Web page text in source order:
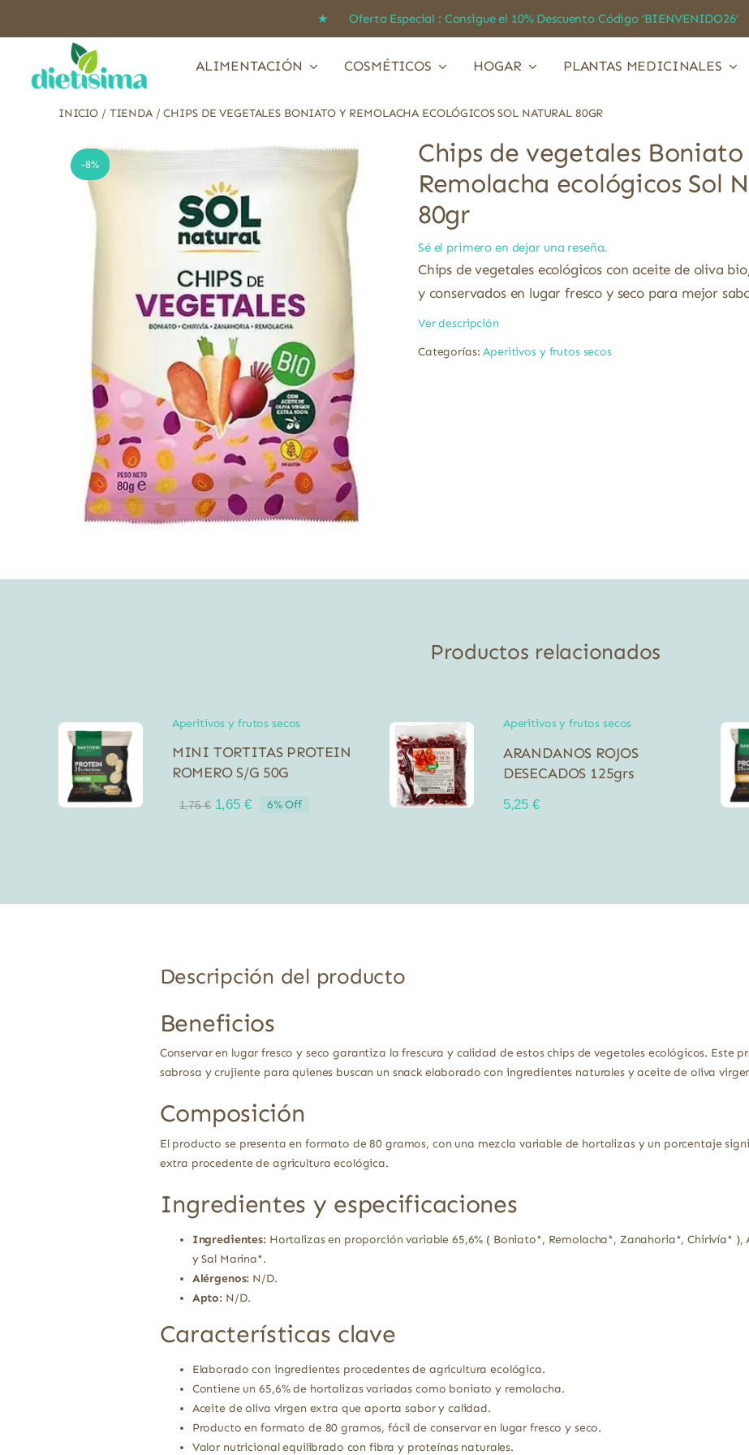
★ Oferta Especial : Consigue el 10% Descuento Código
ALIMENTACIÓN COSMÉTICOS HOGAR PLANTAS MEDICINALES
INICIO / TIENDA/CHIPS DE VEGETALES BONIATO Y REMOLACHA ECOLÓGICOS SOL NATURAL 80GR
-8%
Chips de vegetales
Remolacha ecológicos Sol
80gr
Sé el primero en dejar una reseña.
Chips de vegetales ecológicos con aceite de oliva
y conservados en lugar fresco y seco para mejor
Ver descripción
Categorías:Aperitivos y frutos secos
Productos relacionados
Aperitivos y frutos secos
MINI TORTITAS PROTEIN
ROMERO S/G 50G
1,75€ El
1,65 €El
6% Off
Aperitivos y frutos secos
ARANDANOS ROJOS
DESECADOS 125grs
5,25 €
Descripción del producto
Beneficios
Conservar en lugar fresco y seco garantiza la frescura y calidad de estos chips de vegetales ecológicos. Este
sabrosa y crujiente para quienes buscan un snack elaborado con ingredientes naturales y aceite de oliva
Composición
El producto se presenta en formato de 80 gramos, con una mezcla variable de hortalizas y un porcentaje
extra procedente de agricultura ecológica.
Ingredientes y especificaciones
Ingredientes:Hortalizas en proporción variable 65,6% ( Boniato*, Remolacha*, Zanahoria*, Chirivía* ),
y Sal Marina*.
Alérgenos: N/D.
Apto: N/D.
Características clave
Elaborado con ingredientes procedentes de agricultura ecológica.
Contiene un 65,6% de hortalizas variadas como boniato y remolacha.
Aceite de oliva virgen extra que aporta sabor y calidad.
Producto en formato de 80 gramos, fácil de conservar en lugar fresco y seco.
Valor nutricional equilibrado con fibra y proteínas naturales.